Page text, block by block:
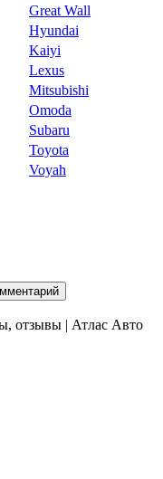
Great Wall
Hyundai
Kaiyi
Lexus
Mitsubishi
Omoda
Subaru
Toyota
Voyah
отзывы | Атлас Авто